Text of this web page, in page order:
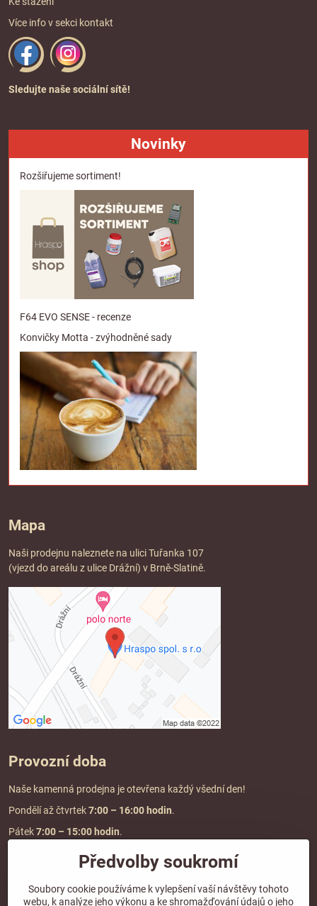
Více info v sekci kontakt
Sledujte naše sociální sítě!
Novinky
Rozšiřujeme sortiment!
F64 EVO SENSE - recenze
Konvičky Motta - zvýhodněné sady
Mapa
Naši prodejnu naleznete na ulici Tuřanka 107
(vjezd do areálu z ulice Drážní) v Brně-Slatině.
Provozní doba
Naše kamenná prodejna je otevřena každý všední den!
Pondělí až čtvrtek7:00 – 16:00 hodin.
Pátek7:00 – 15:00 hodin.
Doprava a platba
Předvolby soukromí
Soubory cookie používáme k vylepšení vaší návštěvy tohoto
webu, k analýze jeho výkonu a ke shromažďování údajů o jeho